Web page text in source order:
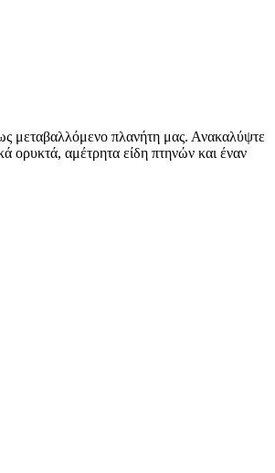
μεταβαλλόμενο πλανήτη μας. Ανακαλύψτε
ορυκτά, αμέτρητα είδη πτηνών και έναν